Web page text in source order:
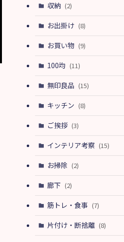
収納 (2)
お出掛け (8)
お買い物 (9)
100均 (11)
無印良品 (15)
キッチン (8)
ご挨拶 (3)
インテリア考察 (15)
お掃除 (2)
廊下 (2)
筋トレ・食事 (7)
片付け・断捨離 (8)